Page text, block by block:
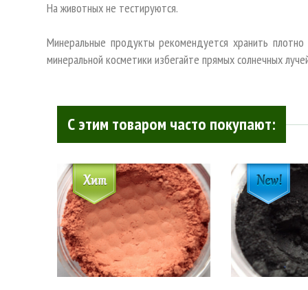
На животных не тестируются.
Минеральные продукты рекомендуется хранить
минеральной косметики избегайте прямых солнечных
С этим товаром часто покупают: